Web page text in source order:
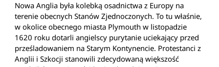
Nowa Anglia była kolebką osadnictwa z Europy na
terenie obecnych Stanów Zjednoczonych. To tu właśnie,
w okolice obecnego miasta Plymouth w listopadzie
1620 roku dotarli angielscy purytanie uciekający przed
prześladowaniem na Starym Kontynencie. Protestanci z
Anglii i Szkocji stanowili zdecydowaną większość